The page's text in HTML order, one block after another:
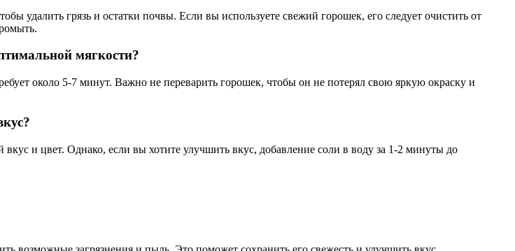
удалить грязь и остатки почвы. Если вы используете свежий горошек, его следует очистить от
мягкости?
около 5-7 минут. Важно не переварить горошек, чтобы он не потерял свою яркую окраску и
и цвет. Однако, если вы хотите улучшить вкус, добавление соли в воду за 1-2 минуты до